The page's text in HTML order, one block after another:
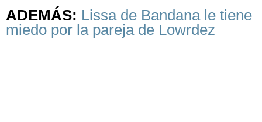
ADEMÁS: Lissa de Bandana le tiene
miedo por la pareja de Lowrdez